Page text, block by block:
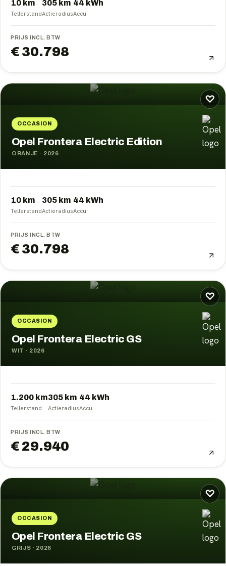
10 km
Tellerstand
305 km
Actieradius
44 kWh
Accu
PRIJS INCL. BTW
€ 30.798
♡
OCCASION
Opel Frontera Electric Edition
ORANJE · 2026
10 km
Tellerstand
305 km
Actieradius
44 kWh
Accu
PRIJS INCL. BTW
€ 30.798
♡
OCCASION
Opel Frontera Electric GS
WIT · 2026
1.200 km
Tellerstand
305 km
Actieradius
44 kWh
Accu
PRIJS INCL. BTW
€ 29.940
♡
OCCASION
Opel Frontera Electric GS
GRIJS · 2026